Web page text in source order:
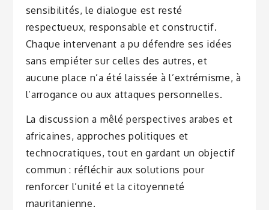
sensibilités, le dialogue est resté
respectueux, responsable et constructif.
Chaque intervenant a pu défendre ses idées
sans empiéter sur celles des autres, et
aucune place n’a été laissée à l’extrémisme, à
l’arrogance ou aux attaques personnelles.
La discussion a mêlé perspectives arabes et
africaines, approches politiques et
technocratiques, tout en gardant un objectif
commun : réfléchir aux solutions pour
renforcer l’unité et la citoyenneté
mauritanienne.